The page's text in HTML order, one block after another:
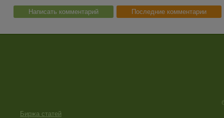
Написать комментарий Последние комментарии
Биржа статей